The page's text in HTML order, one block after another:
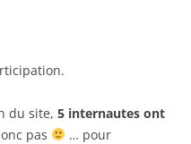
du site, 5 internautes ont
pas
… pour